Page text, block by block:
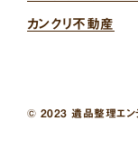
カンクリ不動産
© 2023 遺品整理エン